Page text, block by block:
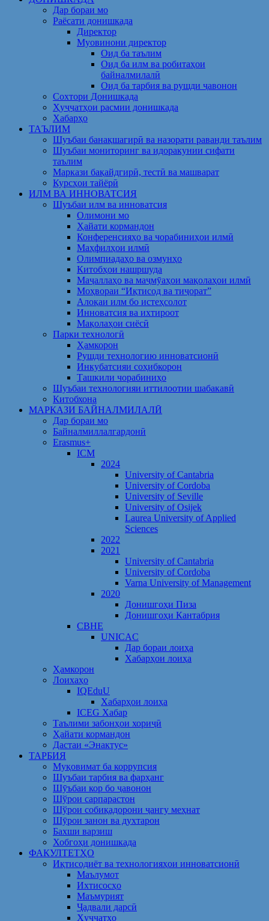
Дар бораи мо
Раёсати донишкада
Директор
Муовинони директор
Оид ба таълим
Оид ба илм ва робитаҳои
байналмилалӣ
Оид ба тарбия ва рушди ҷавонон
Сохтори Донишкада
Ҳуҷҷатҳои расмии донишкада
Хабарҳо
ТАЪЛИМ
Шуъбаи банақшагирӣ ва назорати раванди таълим
Шуъбаи мониторинг ва идоракунии сифати
таълим
Маркази бақайдгирӣ, тестӣ ва машварат
Курсҳои тайёрӣ
ИЛМ ВА ИННОВАТСИЯ
Шуъбаи илм ва инноватсия
Олимони мо
Ҳайати кормандон
Конференсияҳо ва чорабиниҳои илмӣ
Маҳфилҳои илмӣ
Олимпиадаҳо ва озмунҳо
Китобҳои нашршуда
Маҷаллаҳо ва маҷмӯаҳои мақолаҳои илмӣ
Моҳвораи “Иқтисод ва тиҷорат”
Алоқаи илм бо истеҳсолот
Инноватсия ва ихтироот
Мақолаҳои сиёсӣ
Парки технологӣ
Ҳамкорон
Рушди технологию инноватсионӣ
Инкубатсияи соҳибкорон
Ташкили чорабиниҳо
Шуъбаи технологияи иттилоотии шабакавӣ
Китобхона
МАРКАЗИ БАЙНАЛМИЛАЛӢ
Дар бораи мо
Байналмиллалгардонӣ
Erasmus+
ICM
2024
University of Cantabria
University of Cordoba
University of Seville
University of Osijek
Laurea University of Applied
Sciences
2022
2021
University of Cantabria
University of Cordoba
Varna University of Management
2020
Донишгоҳи Пиза
Донишгоҳи Кантабрия
CBHE
UNICAC
Дар бораи лоиҳа
Хабарҳои лоиҳа
Ҳамкорон
Лоихаҳо
IQEduU
Хабарҳои лоиҳа
ICEG Хабар
Таълими забонҳои хориҷӣ
Ҳайати кормандон
Дастаи «Энактус»
ТАРБИЯ
Муқовимат ба коррупсия
Шуъбаи тарбия ва фарҳанг
Шӯъбаи кор бо ҷавонон
Шўрои сарпарастон
Шўрои собиқадорони ҷангу меҳнат
Шӯрои занон ва духтарон
Бахши варзиш
Хобгоҳи донишкада
ФАКУЛТЕТҲО
Иқтисодиёт ва технологияҳои инноватсионӣ
Маълумот
Ихтисосҳо
Маъмурият
Ҷадвали дарсӣ
Ҳуҷҷатҳо